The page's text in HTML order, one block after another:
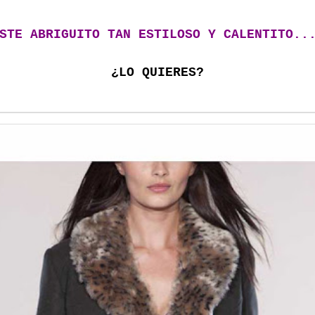
ABRIGUITO TAN ESTILOSO Y
¿LO QUIERES?